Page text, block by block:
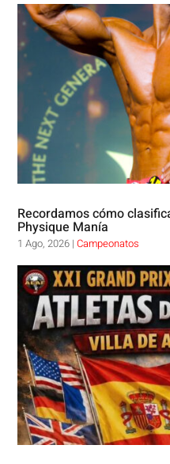
Recordamos cómo
Physique Manía
1 Ago, 2026 |Campeonatos